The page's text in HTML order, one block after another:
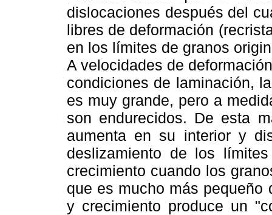
dislocaciones después del
libres de deformación
en los límites de granos
A velocidades de
condiciones de laminación,
es muy grande, pero a
son endurecidos. De esta
aumenta en su interior y
deslizamiento de los
crecimiento cuando los
que es mucho más pequeño
y crecimiento produce un